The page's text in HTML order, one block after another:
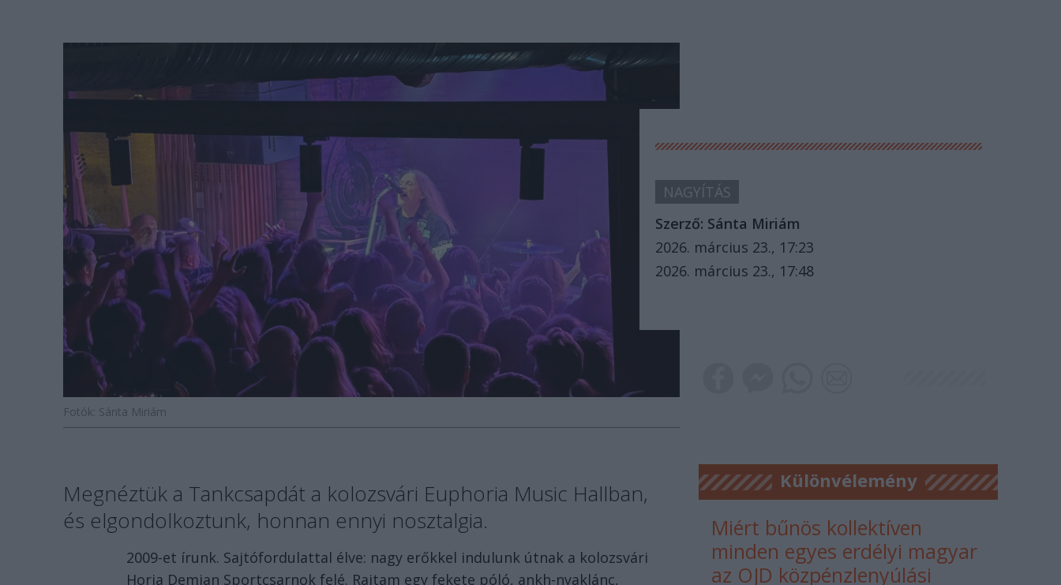
NAGYÍTÁS
Szerző: Sánta Miriám
2026. március 23., 17:23
2026. március 23., 17:48
Fotók: Sánta Miriám
Megnéztük a Tankcsapdát a kolozsvári Euphoria Music Hallban,
és elgondolkoztunk, honnan ennyi nosztalgia.
2009-et írunk. Sajtófordulattal élve: nagy erőkkel indulunk útnak a kolozsvári
Horia Demian Sportcsarnok felé. Rajtam egy fekete póló, ankh-nyaklánc,
Különvélemény
Miért bűnös kollektíven
minden egyes erdélyi magyar
az OJD közpénzlenyúlási